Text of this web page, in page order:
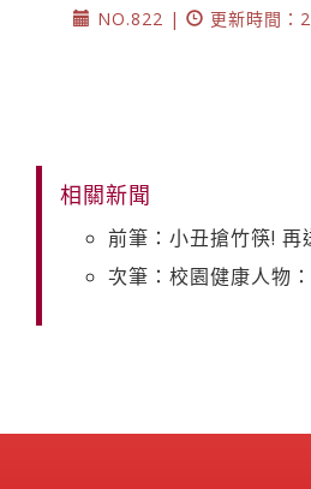
NO.822 |
更新時間
相關新聞
前筆：小丑搶竹筷! 再
次筆：校園健康人物